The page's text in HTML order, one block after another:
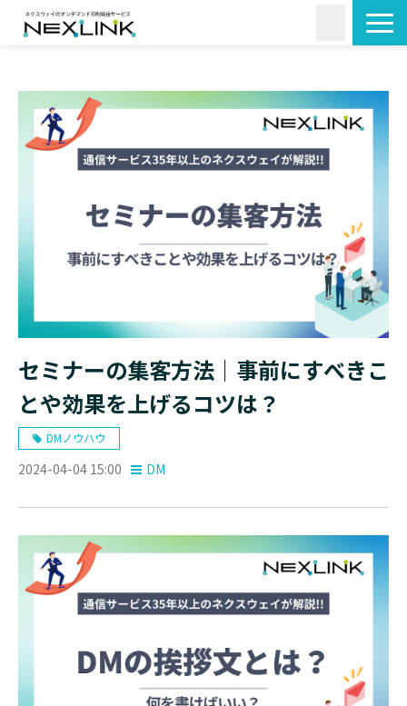
活用シーン
導入事例
コラム
セミナーの集客方法｜事前にすべきこ
とや効果を上げるコツは？
DMノウハウ
2024-04-04 15:00 DM